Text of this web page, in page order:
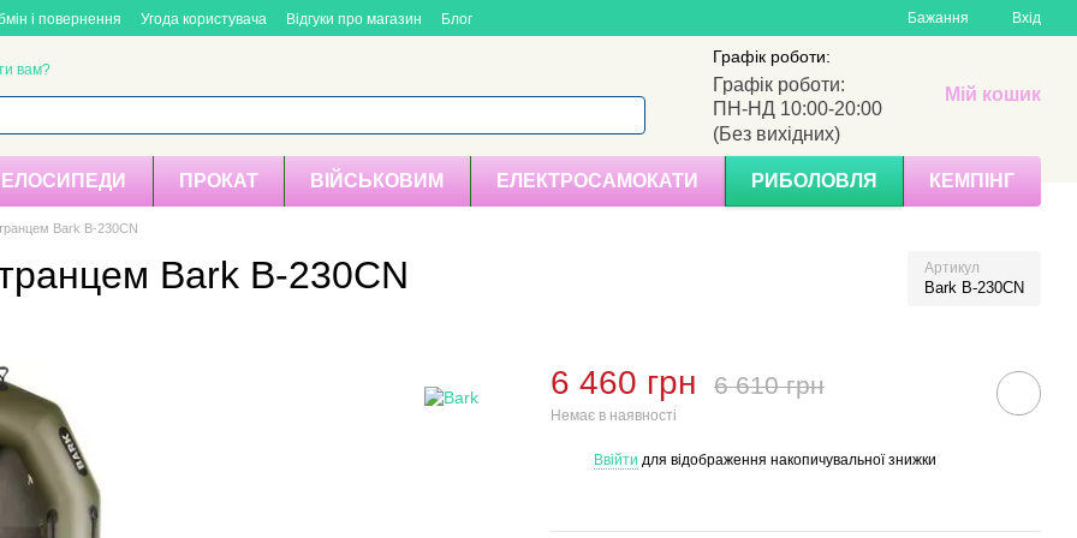
і повернення Угода користувача Відгуки про магазин Блог Бажання Вхід
вам?
Графік роботи:
Графік роботи:
ПН-НД 10:00-20:00
(Без вихідних)
Мій кошик
ПРОКАТ ВІЙСЬКОВИМ ЕЛЕКТРОСАМОКАТИ РИБОЛОВЛЯ КЕМПІНГ
Bark B-230CN
Bark B-230CN Артикул
Bark B-230CN
6 460 грн 6 610 грн
Немає в наявності
Ввійти для відображення накопичувальної знижки